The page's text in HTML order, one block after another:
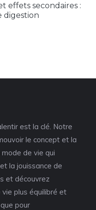
effets secondaires :
digestion
est la clé. Notre
le concept et la
de vie qui
la jouissance de
et découvrez
plus équilibré et
pour